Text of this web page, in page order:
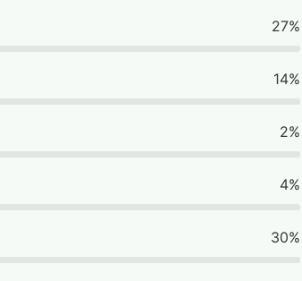
27%
14%
2%
4%
30%